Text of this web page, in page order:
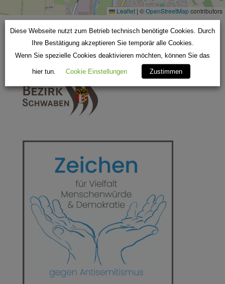
Leaflet | ©OpenStreetMapcontributors
Die Ausstellung in der Synagoge und
am Louis Lamm Platz wird gefördert
durch:
Diese Webseite nutzt zum Betrieb technisch benötigte Cookies. Durch
Ihre Bestätigung akzeptieren Sie temporär alle Cookies.
Wenn Sie spezielle Cookies deaktivieren möchten, können Sie das
hier tun. Cookie Einstellungen Zustimmen